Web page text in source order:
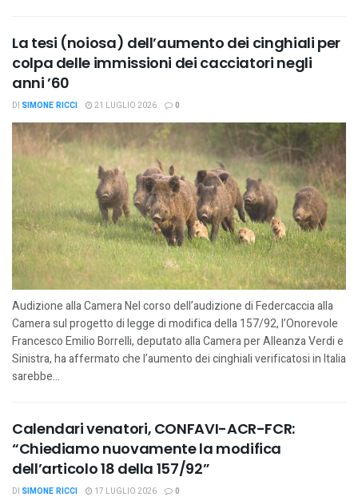
La tesi (noiosa) dell’aumento dei cinghiali per
colpa delle immissioni dei cacciatori negli
anni ’60
DI SIMONE RICCI 21 LUGLIO 2026 0
Audizione alla Camera Nel corso dell’audizione di Federcaccia alla
Camera sul progetto di legge di modifica della 157/92, l’Onorevole
Francesco Emilio Borrelli, deputato alla Camera per Alleanza Verdi e
Sinistra, ha affermato che l’aumento dei cinghiali verificatosi in Italia
sarebbe...
Calendari venatori, CONFAVI-ACR-FCR:
“Chiediamo nuovamente la modifica
dell’articolo 18 della 157/92”
DI SIMONE RICCI 17 LUGLIO 2026 0